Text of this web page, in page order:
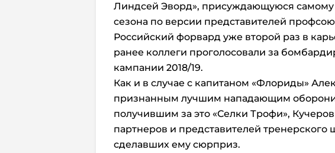
Линдсей Эворд», присуждающуюся
сезона по версии представителей
Российский форвард уже второй раз в
ранее коллеги проголосовали за
кампании 2018/19.
Как и в случае с капитаном «Флориды»
признанным лучшим нападающим
получившим за это «Селки Трофи»,
партнеров и представителей тренерского
сделавших ему сюрприз.